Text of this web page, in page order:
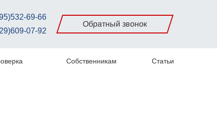
69-66
07-92
Обратный звонок
Собственникам Статьи